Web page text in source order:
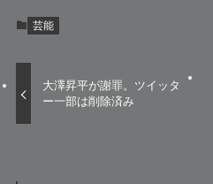
芸能
大澤昇平が謝罪。ツイッタ
ー一部は削除済み